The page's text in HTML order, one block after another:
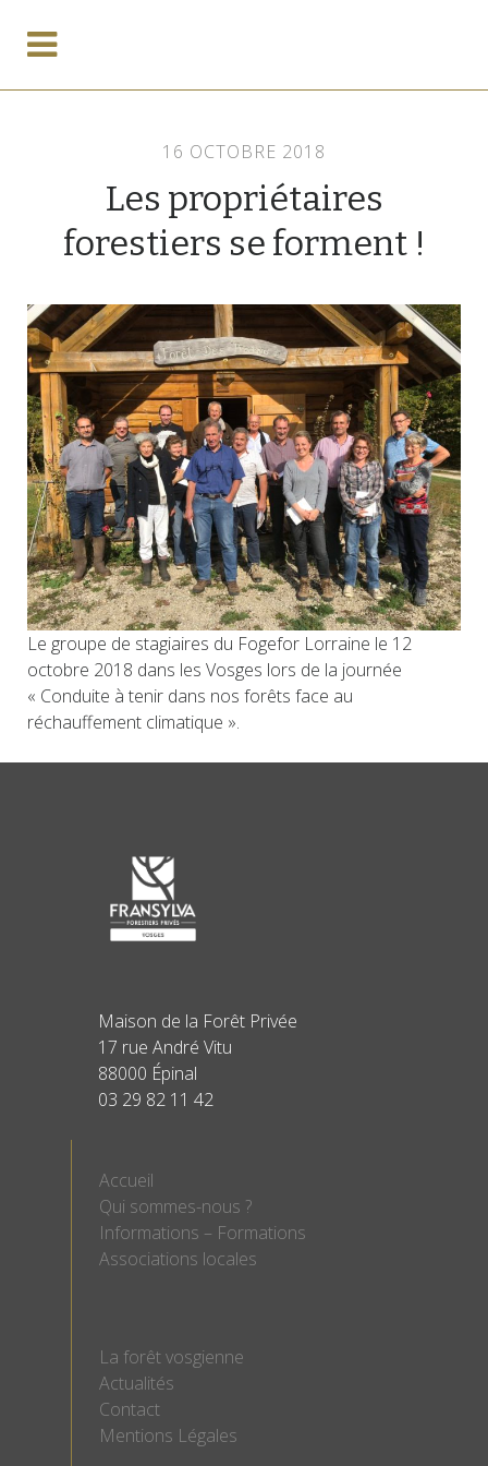
16 OCTOBRE 2018
Les propriétaires
forestiers se forment !
Le groupe de stagiaires du Fogefor Lorraine le 12
octobre 2018 dans les Vosges lors de la journée
« Conduite à tenir dans nos forêts face au
réchauffement climatique ».
Maison de la Forêt Privée
17 rue André Vitu
88000 Épinal
03 29 82 11 42
Accueil
Qui sommes-nous ?
Informations – Formations
Associations locales
La forêt vosgienne
Actualités
Contact
Mentions Légales